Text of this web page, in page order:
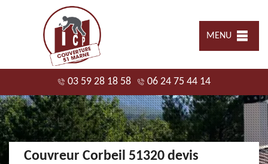
MENU
03 59 28 18 58 06 24 75 44 14
Couvreur Corbeil 51320 devis